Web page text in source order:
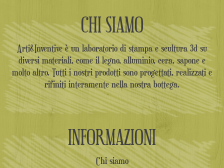
CHI SIAMO
Arti&Inventive è un laboratorio di stampa e scultura 3d su
diversi materiali, come il legno, alluminio, cera, sapone e
molto altro. Tutti i nostri prodotti sono progettati, realizzati e
rifiniti interamente nella nostra bottega.
INFORMAZIONI
Chi siamo